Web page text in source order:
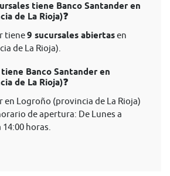
tiene Banco Santander en
de La Rioja)❓
tiene9 sucursales abiertasen
de La Rioja).
Banco Santander en
de La Rioja)❓
en Logroño (provincia de La Rioja)
de apertura: De Lunes a
horas.